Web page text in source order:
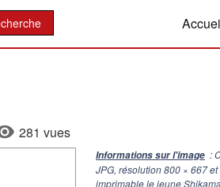
281 vues
Informations sur l'image :
JPG, résolution800 × 667et
imprimable le jeune